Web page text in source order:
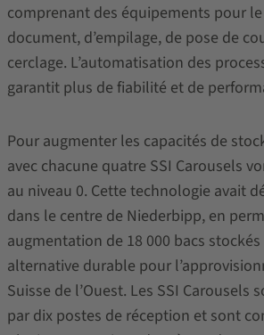
comprenant des équipements pour
document, d’empilage, de pose de
cerclage. L’automatisation des
garantit plus de fiabilité et de
Pour augmenter les capacités de
avec chacune quatre SSI Carousels
au niveau 0. Cette technologie avait
dans le centre de Niederbipp, en
augmentation de 18 000 bacs
alternative durable pour
Suisse de l’Ouest. Les SSI Carousels
par dix postes de réception et sont